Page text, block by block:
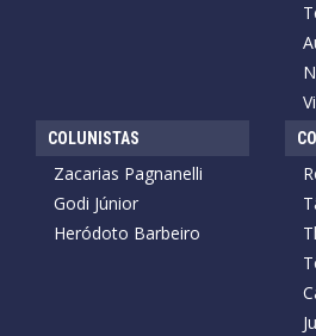
COLUNISTAS
Zacarias Pagnanelli
Godi Júnior
Heródoto Barbeiro